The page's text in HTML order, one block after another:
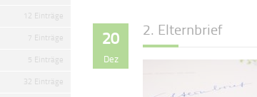
20
Dez
2. Elternbrief
12 Einträge
7 Einträge
5 Einträge
32 Einträge